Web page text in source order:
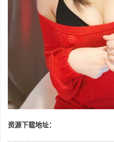
资源下载地址：